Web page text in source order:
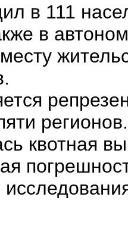
в 111
в
квотная